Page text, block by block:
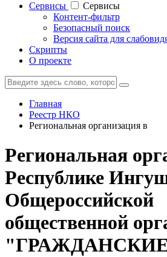
Cервисы
Cервисы
Контент-фильтр
Безопасный поиск
Версия сайта для
Скрипты
О проекте
Главная
Реестр НКО
Региональная организация в
Региональная
Республике
Общероссийской
общественной